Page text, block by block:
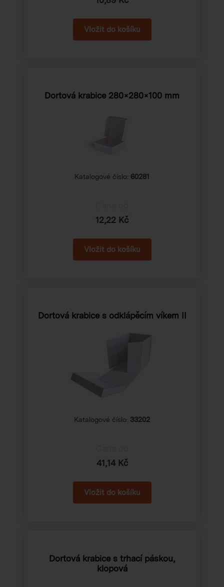
Dortová krabice 280×280×100 mm
Katalogové číslo: 60281
12,22 Kč
Dortová krabice s odklápěcím víkem II
Katalogové číslo: 33202
41,14 Kč
Dortová krabice s trhací páskou,
klopová